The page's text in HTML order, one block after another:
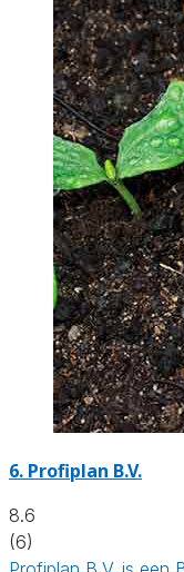
6. Profiplan B.V.
8.6
(6)